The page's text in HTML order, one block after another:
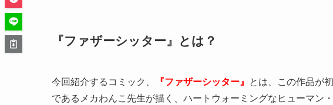
『ファザーシッター』とは？
今回紹介するコミック、 『ファザーシッター』 とは、この作品が
であるメカわんこ先生が描く、ハートウォーミングなヒューマン・